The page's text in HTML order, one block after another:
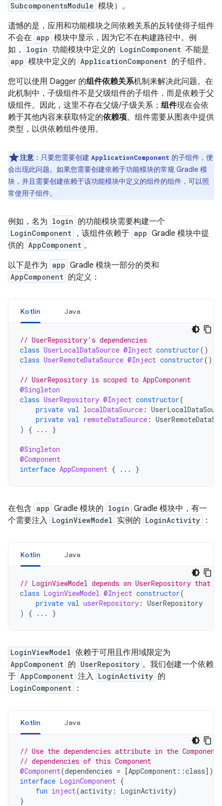
SubcomponentsModule 模块）。
遗憾的是，应用和功能模块之间依赖关系的反转使得子组件
不会在 app 模块中显示，因为它不在构建路径中。例
如，
login 功能模块中定义的 LoginComponent 不能是
app 模块中定义的 ApplicationComponent 的子组件。
您可以使用 Dagger 的组件依赖关系机制来解决此问题。在
此机制中，子级组件不是父级组件的子组件，而是依赖于父
级组件。因此，这里不存在父级/子级关系； 组件现在会依
赖于其他内容来获取特定的依赖项。组件需要从图表中提供
类型，以供依赖组件使用。
注意 ：只要您需要创建 ApplicationComponent 的子组件，便
会出现此问题。如果您需要创建依赖于功能模块的常规 Gradle 模
块，并且需要创建依赖于该功能模块中定义的组件的组件，可以照
常使用子组件。
例如，名为 login 的功能模块需要构建一个
LoginComponent ，该组件依赖于 app Gradle 模块中提
供的 AppComponent 。
以下是作为 app Gradle 模块一部分的类和
AppComponent 的定义：
Kotlin Java
// UserRepository's dependencies
class UserLocalDataSource @Inject constructor() {
class UserRemoteDataSource @Inject constructor()
// UserRepository is scoped to AppComponent
@Singleton
class UserRepository @Inject constructor(
private val localDataSource :
private val remoteDataSource :
)
{ ... }
@Singleton
@Component
interface AppComponent { ... }
在包含 app Gradle 模块的 login Gradle 模块中，有一
个需要注入
LoginViewModel 实例的 LoginActivity ：
Kotlin Java
// LoginViewModel depends on UserRepository that is
class LoginViewModel @Inject constructor(
private val userRepository : UserRepository
)
{ ... }
LoginViewModel 依赖于可用且作用域限定为
AppComponent 的 UserRepository 。我们创建一个依赖
于 AppComponent 注入 LoginActivity 的
LoginComponent ：
Kotlin Java
// Use the dependencies attribute in the
// dependencies of this Component
@Component(dependencies = [AppComponent ::class] )
interface LoginComponent {
fun inject(activity : LoginActivity)
}